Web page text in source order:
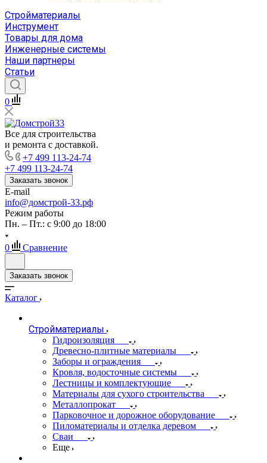
Стройматериалы
Инструмент
Товары для дома
Инженерные системы
Наши партнеры
Статьи
0
Все для строительства
и ремонта с доставкой.
+7 499 113-24-74
+7 499 113-24-74
Заказать звонок
E-mail
info@домстрой-33.рф
Режим работы
Пн. – Пт.: с 9:00 до 18:00
0 Сравнение
Заказать звонок
Каталог
Стройматериалы
Гидроизоляция
Древесно-плитные материалы
Заборы и ограждения
Кровля, водосточные системы
Лестницы и комплектующие
Материалы для сухого строительства
Металлопрокат
Парковочное и дорожное оборудование
Пиломатериалы и отделка деревом
Сваи
Еще